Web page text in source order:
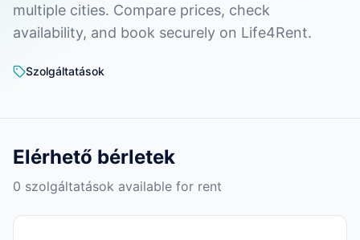
multiple cities. Compare prices, check
availability, and book securely on Life4Rent.
Szolgáltatások
Elérhető bérletek
0 szolgáltatások available for rent